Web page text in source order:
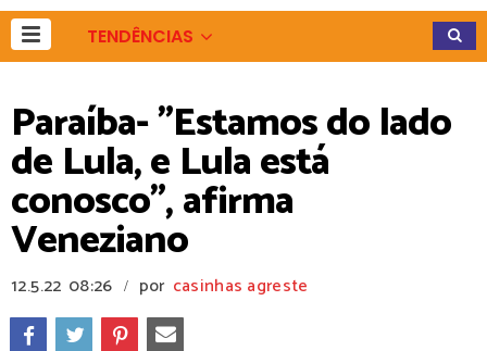
TENDÊNCIAS
Paraíba- "Estamos do lado
de Lula, e Lula está
conosco", afirma
Veneziano
12.5.22 08:26 / por casinhas agreste